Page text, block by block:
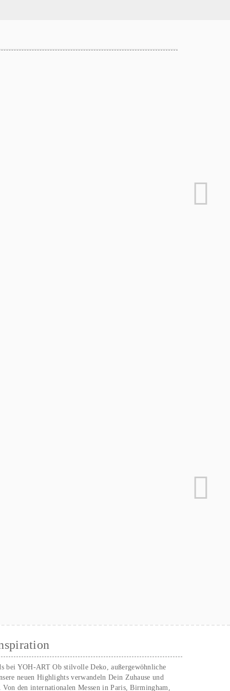
bei YOH‑ART Ob stilvolle Deko, außergewöhnliche
neuen Highlights verwandeln Dein Zuhause und
den internationalen Messen in Paris, Birmingham,